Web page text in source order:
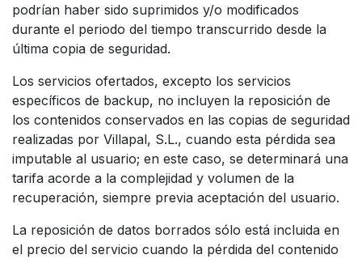
podrían haber sido suprimidos y/o modificados
durante el periodo del tiempo transcurrido desde la
última copia de seguridad.
Los servicios ofertados, excepto los servicios
específicos de backup, no incluyen la reposición de
los contenidos conservados en las copias de seguridad
realizadas por Villapal, S.L., cuando esta pérdida sea
imputable al usuario; en este caso, se determinará una
tarifa acorde a la complejidad y volumen de la
recuperación, siempre previa aceptación del usuario.
La reposición de datos borrados sólo está incluida en
el precio del servicio cuando la pérdida del contenido